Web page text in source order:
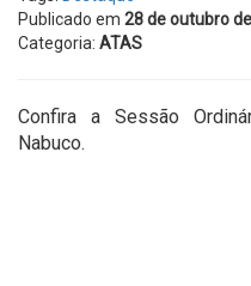
Publicado em 28 de outubro
Categoria: ATAS
Confira a Sessão
Nabuco.